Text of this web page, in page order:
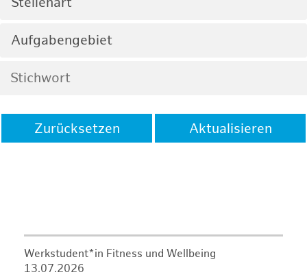
Aufgabengebiet
Zurücksetzen Aktualisieren
Werkstudent*in Fitness und Wellbeing
13.07.2026